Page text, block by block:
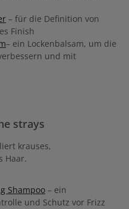
– für die Definition von
Finish
– ein Lockenbalsam, um die
und mit
strays
krauses,
Haar.
Shampoo – ein
und Schutz vor Frizz